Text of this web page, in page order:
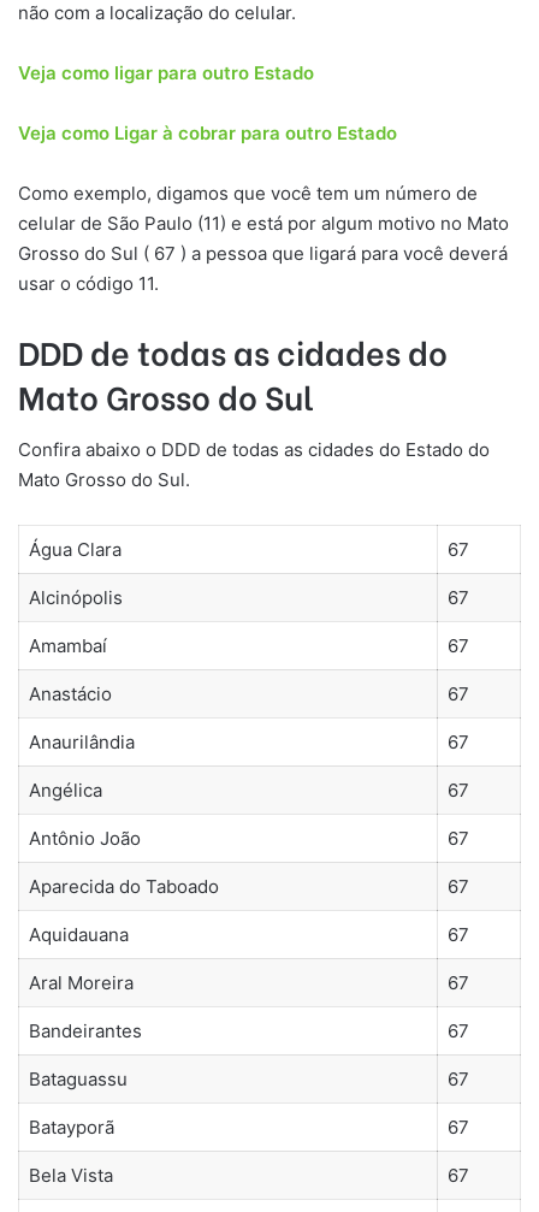
não com a localização do celular.
Veja como ligar para outro Estado
Veja como Ligar à cobrar para outro Estado
Como exemplo, digamos que você tem um número de
celular de São Paulo (11) e está por algum motivo no Mato
Grosso do Sul ( 67 ) a pessoa que ligará para você deverá
usar o código 11.
DDD de todas as cidades do
Mato Grosso do Sul
Confira abaixo o DDD de todas as cidades do Estado do
Mato Grosso do Sul.
Água Clara 67
Alcinópolis 67
Amambaí 67
Anastácio 67
Anaurilândia 67
Angélica 67
Antônio João 67
Aparecida do Taboado 67
Aquidauana 67
Aral Moreira 67
Bandeirantes 67
Bataguassu 67
Batayporã 67
Bela Vista 67